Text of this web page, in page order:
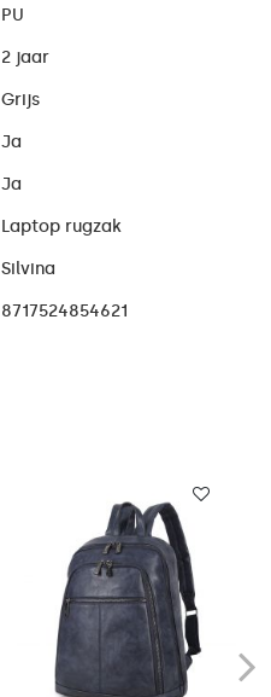
PU
2 jaar
Grijs
Ja
Ja
Laptop rugzak
Silvina
8717524854621